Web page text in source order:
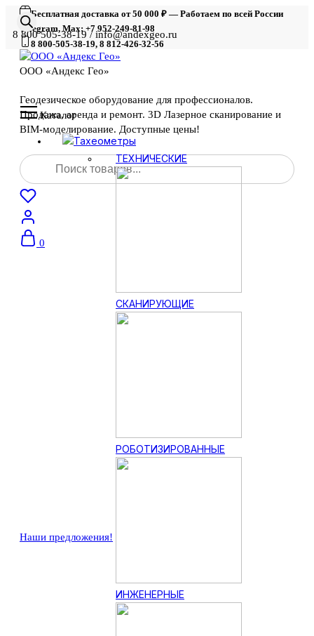
Бесплатная доставка от 50 000 ₽ — Работаем по всей России
Telegram, Max: +7 952-249-81-98
8 800-505-38-19, 8 812-426-32-56
8 800 505-38-19 / info@andexgeo.ru
ООО «Андекс Гео»
Геодезическое оборудование для профессионалов.
Продажа, аренда и ремонт. 3D Лазерное сканирование и
BIM-моделирование. Доступные цены!
Поиск
товаров
0
Наши предложения!
Каталог
Тахеометры
ТЕХНИЧЕСКИЕ
СКАНИРУЮЩИЕ
РОБОТИЗИРОВАННЫЕ
ИНЖЕНЕРНЫЕ